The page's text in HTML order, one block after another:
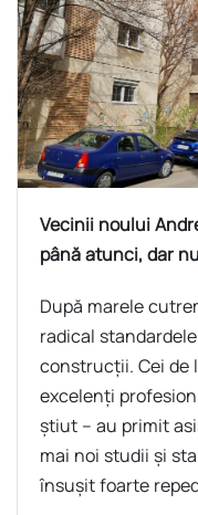
Vecinii noului
până atunci, dar
După marele
radical
construcții. Cei de
excelenți
știut – au primit
mai noi studii și
însușit foarte